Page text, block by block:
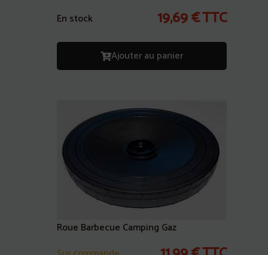
En stock
19,69€TTC
Ajouter au panier
Roue Barbecue Camping Gaz